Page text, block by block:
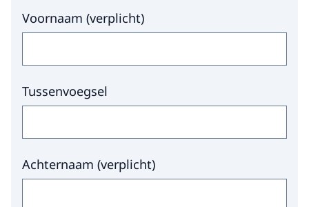
Voornaam (verplicht)
Tussenvoegsel
Achternaam (verplicht)